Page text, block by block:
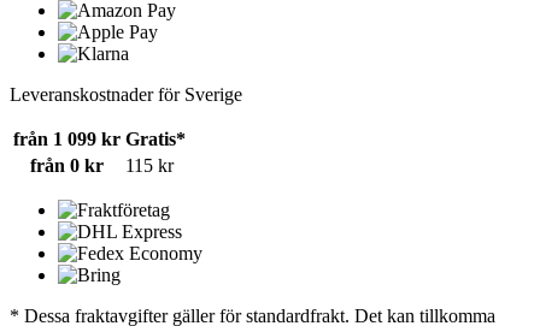
Leveranskostnader för Sverige
från 1 099 kr Gratis*
från 0 kr
115 kr
* Dessa fraktavgifter gäller för standardfrakt. Det kan tillkomma